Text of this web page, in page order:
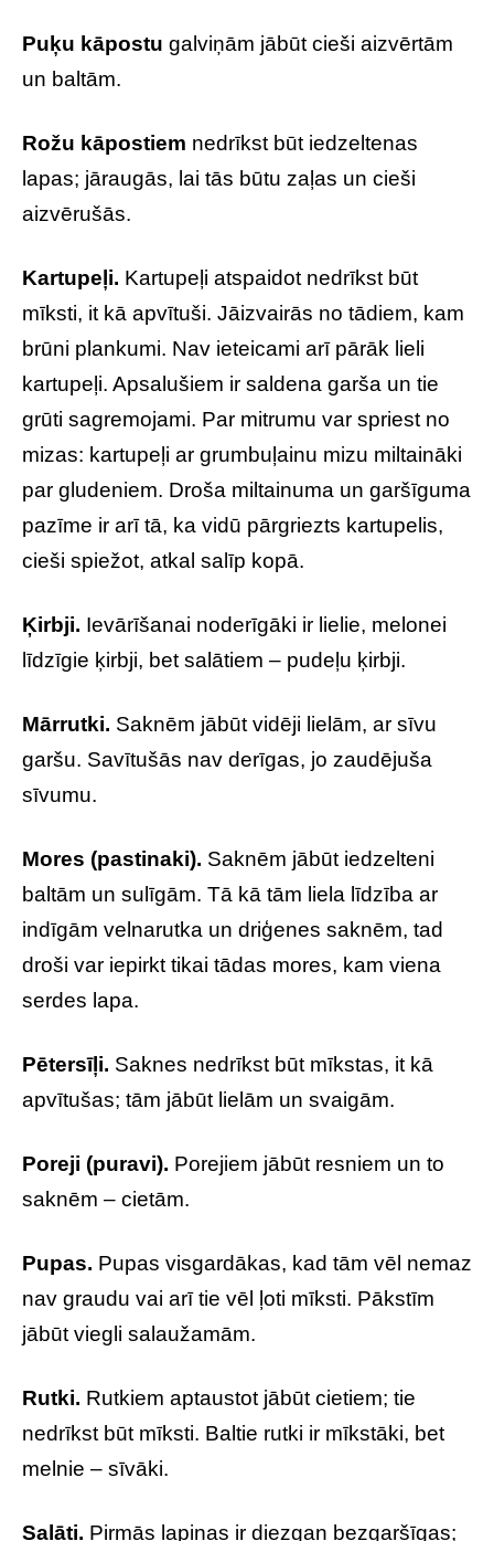
Puķu kāpostu galviņām jābūt cieši aizvērtām
un baltām.
Rožu kāpostiem nedrīkst būt iedzeltenas
lapas; jāraugās, lai tās būtu zaļas un cieši
aizvērušās.
Kartupeļi. Kartupeļi atspaidot nedrīkst būt
mīksti, it kā apvītuši. Jāizvairās no tādiem, kam
brūni plankumi. Nav ieteicami arī pārāk lieli
kartupeļi. Apsalušiem ir saldena garša un tie
grūti sagremojami. Par mitrumu var spriest no
mizas: kartupeļi ar grumbuļainu mizu miltaināki
par gludeniem. Droša miltainuma un garšīguma
pazīme ir arī tā, ka vidū pārgriezts kartupelis,
cieši spiežot, atkal salīp kopā.
Ķirbji. Ievārīšanai noderīgāki ir lielie, melonei
līdzīgie ķirbji, bet salātiem – pudeļu ķirbji.
Mārrutki. Saknēm jābūt vidēji lielām, ar sīvu
garšu. Savītušās nav derīgas, jo zaudējuša
sīvumu.
Mores (pastinaki). Saknēm jābūt iedzelteni
baltām un sulīgām. Tā kā tām liela līdzība ar
indīgām velnarutka un driģenes saknēm, tad
droši var iepirkt tikai tādas mores, kam viena
serdes lapa.
Pētersīļi. Saknes nedrīkst būt mīkstas, it kā
apvītušas; tām jābūt lielām un svaigām.
Poreji (puravi). Porejiem jābūt resniem un to
saknēm – cietām.
Pupas. Pupas visgardākas, kad tām vēl nemaz
nav graudu vai arī tie vēl ļoti mīksti. Pākstīm
jābūt viegli salaužamām.
Rutki. Rutkiem aptaustot jābūt cietiem; tie
nedrīkst būt mīksti. Baltie rutki ir mīkstāki, bet
melnie – sīvāki.
Salāti. Pirmās lapiņas ir diezgan bezgaršīgas;